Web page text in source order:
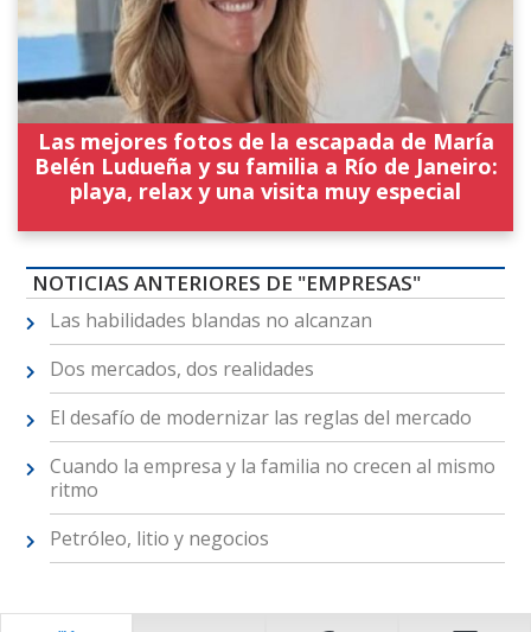
Las mejores fotos de la escapada de María
Belén Ludueña y su familia a Río de Janeiro:
playa, relax y una visita muy especial
NOTICIAS ANTERIORES DE "EMPRESAS"
Las habilidades blandas no alcanzan
Dos mercados, dos realidades
El desafío de modernizar las reglas del mercado
Cuando la empresa y la familia no crecen al mismo
ritmo
Petróleo, litio y negocios